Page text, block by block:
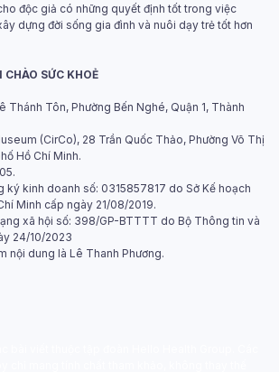
độc giả có những quyết định tốt trong việc
dựng đời sống gia đình và nuôi dạy trẻ tốt hơn
SỨC KHOẺ
Thánh Tôn, Phường Bến Nghé, Quận 1, Thành
(CirCo), 28 Trần Quốc Thảo, Phường Võ Thị
Hồ Chí Minh.
ký kinh doanh số: 0315857817 do Sở Kế hoạch
Minh cấp ngày 21/08/2019.
xã hội số: 398/GP-BTTTT do Bộ Thông tin và
24/10/2023
nội dung là Lê Thanh Phương.